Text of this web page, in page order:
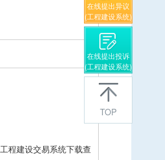
在线提出异议
(工程建设系统)
在线提出投诉
(工程建设系统)
TOP
程建设交易系统下载查